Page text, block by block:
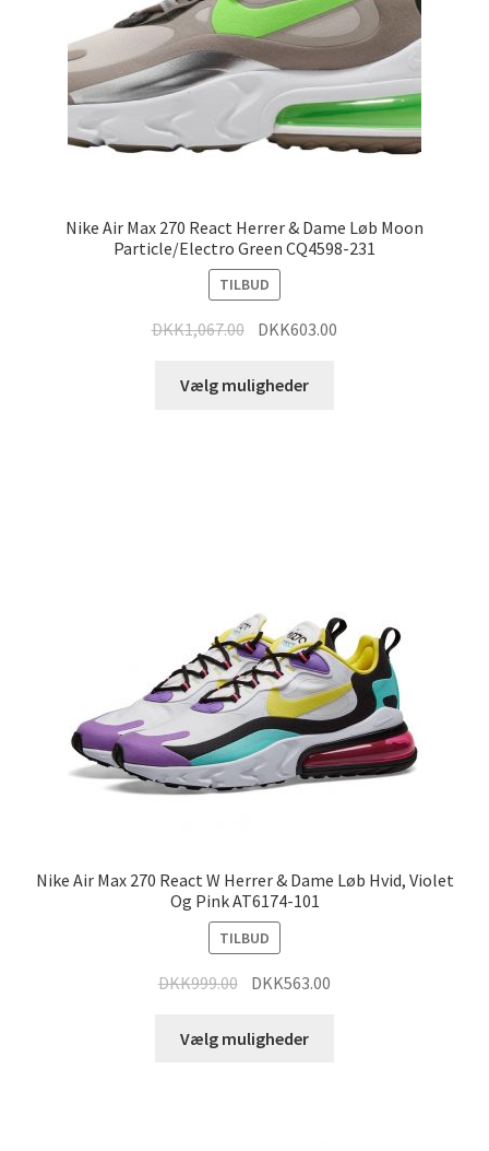
Nike Air Max 270 React Herrer & Dame Løb Moon
Particle/Electro Green CQ4598-231
TILBUD
DKK1,067.00 DKK603.00
Vælg muligheder
Nike Air Max 270 React W Herrer & Dame Løb Hvid, Violet
Og Pink AT6174-101
TILBUD
DKK999.00 DKK563.00
Vælg muligheder